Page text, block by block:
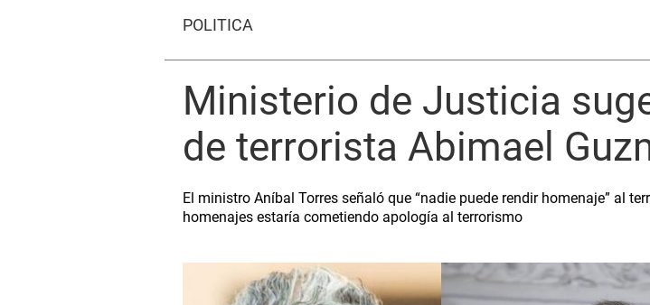
POLÍTICA
Ministerio de Justicia
de terrorista Abimael
El ministro Aníbal Torres señaló que “nadie puede rendir homenaje” al
homenajes estaría cometiendo apología al terrorismo